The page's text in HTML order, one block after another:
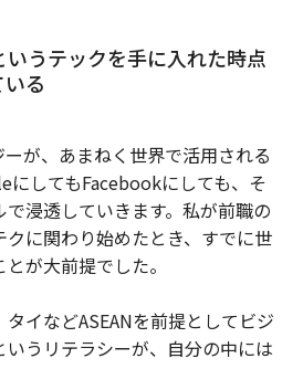
うテックを手に入れた時点
る
ーが、あまねく世界で活用される
にしてもFacebookにしても、そ
浸透していきます。私が前職の
に関わり始めたとき、すでに世
が大前提でした。
イなどASEANを前提としてビジ
いうリテラシーが、自分の中には